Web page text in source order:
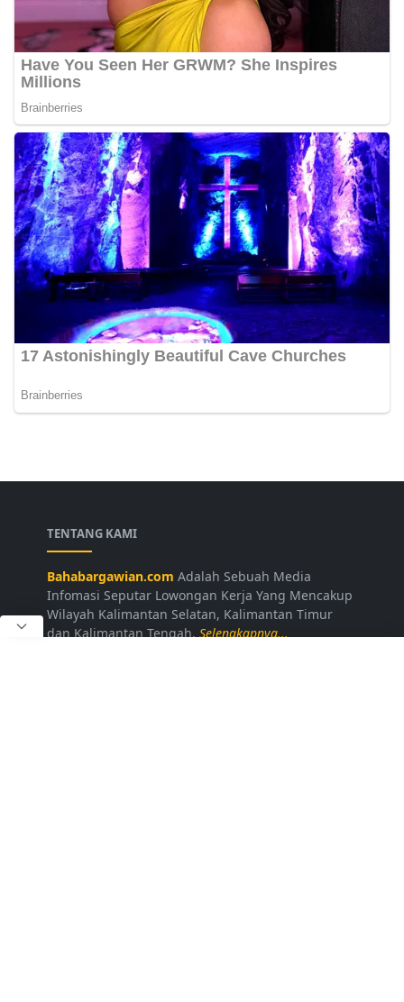
TENTANG KAMI
Bahabargawian.com Adalah Sebuah Media
Infomasi Seputar Lowongan Kerja Yang Mencakup
Wilayah Kalimantan Selatan, Kalimantan Timur
dan Kalimantan Tengah.Selengkapnya...